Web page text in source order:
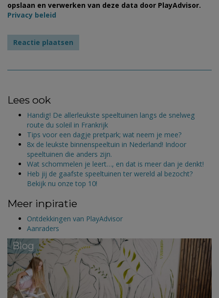
opslaan en verwerken van deze data door PlayAdvisor.
Privacy beleid
Lees ook
Handig! De allerleukste speeltuinen langs de snelweg
route du soleil in Frankrijk
Tips voor een dagje pretpark; wat neem je mee?
8x de leukste binnenspeeltuin in Nederland! Indoor
speeltuinen die anders zijn.
Wat schommelen je leert…, en dat is meer dan je denkt!
Heb jij de gaafste speeltuinen ter wereld al bezocht?
Bekijk nu onze top 10!
Meer inpiratie
Ontdekkingen van PlayAdvisor
Aanraders
Blog